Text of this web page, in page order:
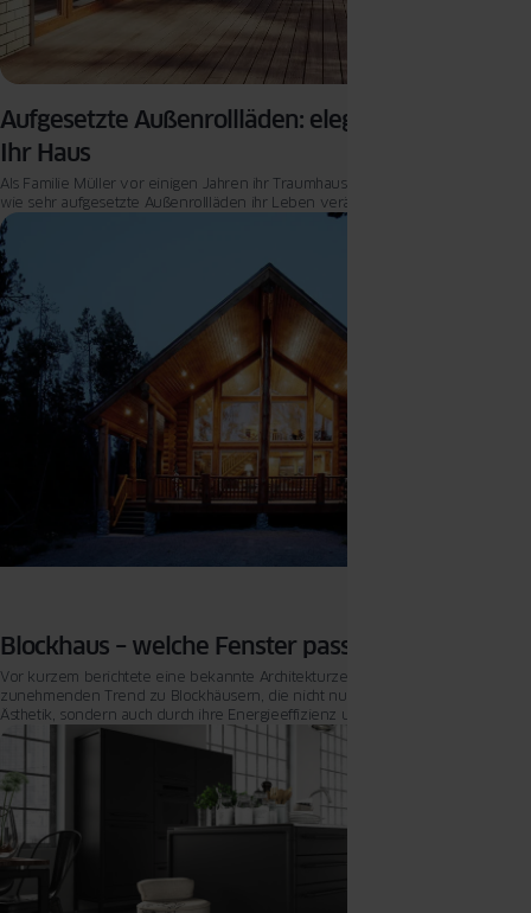
Aufgesetzte Außenrollläden: eleganter Schutz für
Ihr Haus
Als Familie Müller vor einigen Jahren ihr Traumhaus bezog, ahnten sie nicht,
wie sehr aufgesetzte Außenrollläden ihr Leben verändern würden.
Blockhaus – welche Fenster passen dazu?
Vor kurzem berichtete eine bekannte Architekturzeitschrift über den
zunehmenden Trend zu Blockhäusern, die nicht nur durch ihre rustikale
Ästhetik, sondern auch durch ihre Energieeffizienz und Sicherheit überzeugen.